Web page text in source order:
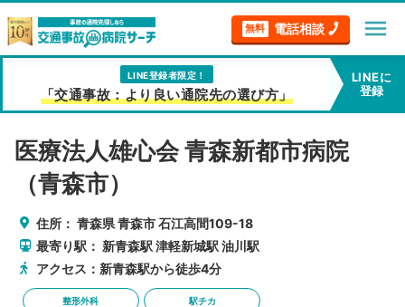
無料 電話相談 menu
LINE登録者限定！
「交通事故：より良い通院先の選び方」
LINEに
登録
医療法人雄心会 青森新都市病院
（青森市）
住所：青森県青森市石江高間109-18
最寄り駅： 新青森駅 津軽新城駅 油川駅
アクセス：新青森駅から徒歩4分
整形外科 駅チカ